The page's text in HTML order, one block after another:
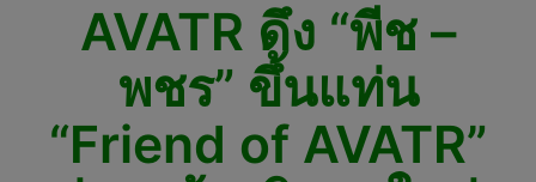
AVATR ดึง “พีช –
พชร” ขึ้นแท่น
“Friend of AVATR”